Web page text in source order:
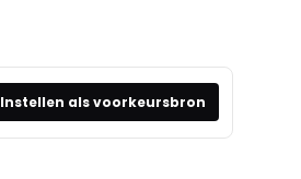
Instellen als voorkeursbron